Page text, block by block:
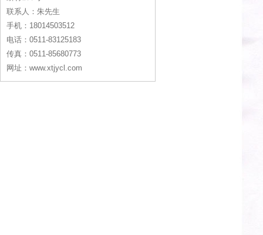
联系人：朱先生
手机：18014503512
电话：0511-83125183
传真：0511-85680773
网址：www.xtjycl.com